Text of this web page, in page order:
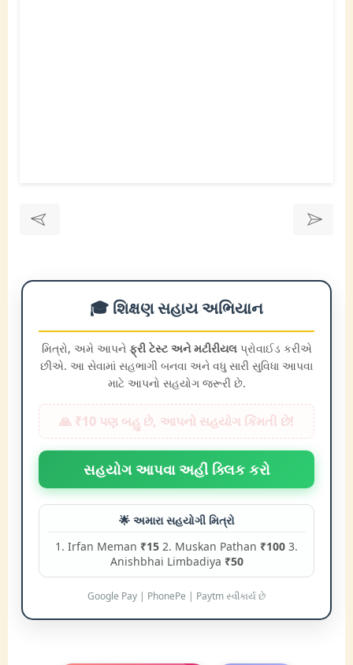
🎓 શિક્ષણ સહાય અભિયાન
મિત્રો, અમે આપને ફ્રી ટેસ્ટ અને મટીરીયલપ્રોવાઈડ કરીએ
છીએ. આ સેવામાં સહભાગી બનવા અને વધુ સારી સુવિધા આપવા
માટે આપનો સહયોગ જરૂરી છે.
🙏 ₹10 પણ બહુ છે, આપનો સહયોગ કિંમતી છે!
સહયોગ આપવા અહીં ક્લિક કરો
🌟 અમારા સહયોગી મિત્રો
1. Irfan Meman ₹15 2. Muskan Pathan ₹100 3.
Anishbhai Limbadiya ₹50
Google Pay | PhonePe | Paytm સ્વીકાર્ય છે